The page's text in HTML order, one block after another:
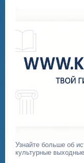
Узнайте больше об
культурные